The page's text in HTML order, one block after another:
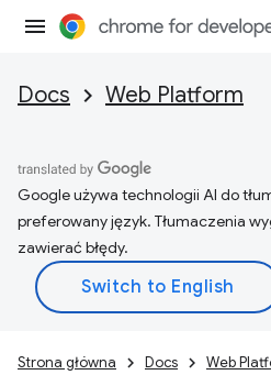
Docs Web Platform
Google używa technologii AI do
preferowany język. Tłumaczenia
zawierać błędy.
Strona główna Docs Web